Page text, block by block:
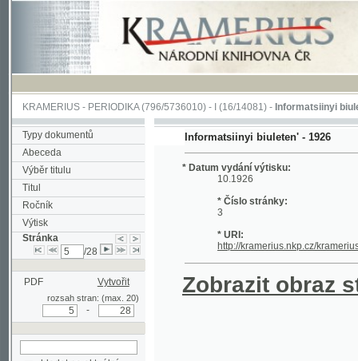
KRAMERIUS-PERIODIKA(796/5736010) -I(16/14081) -Informatsiinyi biuleten'(1/
Typy dokumentů
Abeceda
Výběr titulu
Titul
Ročník
Výtisk
Stránka
PDF Vytvořit
rozsah stran: (max. 20)
stránce
Informatsiinyi biuleten' - 1926
* Datum vydání výtisku:
10.1926
* Číslo stránky:
* URI:
Zobrazit obraz